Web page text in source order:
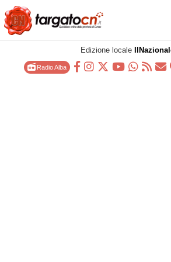
Edizione locale
Radio Alba